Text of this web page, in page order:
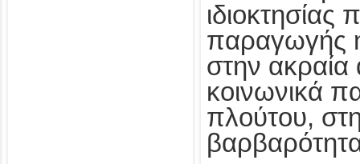
παραγωγής
στην ακραία
κοινωνικά
πλούτου,